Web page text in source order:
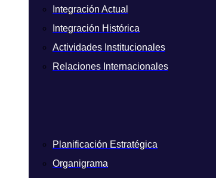
Integración Actual
Integración Histórica
Actividades Institucionales
Relaciones Internacionales
Planificación Estratégica
Organigrama